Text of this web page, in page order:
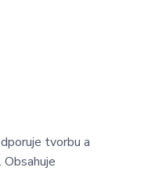
tvorbu a